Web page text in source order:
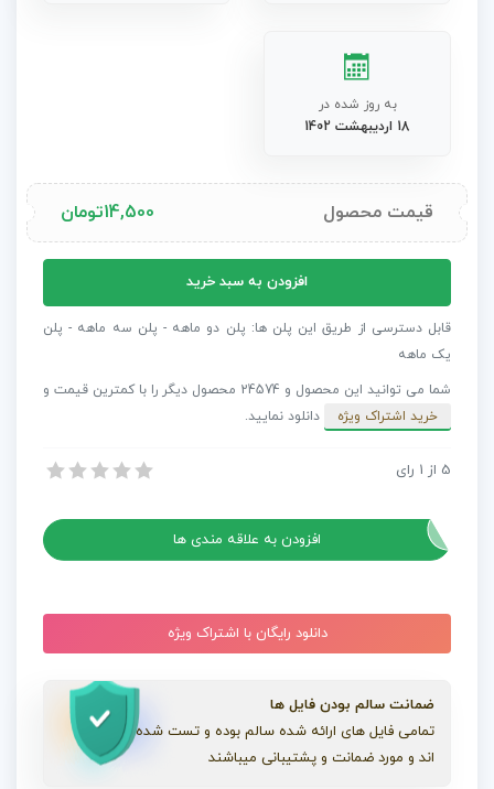
به روز شده در
18 اردیبهشت 1402
قیمت محصول 14,500تومان
تبلیغ
سریع
عدد
افزودن به سبد خرید
قابل دسترسی از طریق این پلن ها: پلن دو ماهه - پلن سه ماهه - پلن
یک ماهه
شما می توانید این محصول و 24574 محصول دیگر را با کمترین قیمت و
خرید اشتراک ویژه
دانلود نمایید.
پروژه افترافکت تبلیغ سریع وب سایت
5 از 1 رای
افزودن به علاقه مندی ها
دانلود رایگان با اشتراک ویژه
ضمانت سالم بودن فایل ها
تمامی فایل های ارائه شده سالم بوده و تست شده
اند و مورد ضمانت و پشتیبانی میباشند